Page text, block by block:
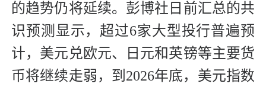
的趋势仍将延续。彭博社日前汇总的共
识预测显示，超过6家大型投行普遍预
计，美元兑欧元、日元和英镑等主要货
币将继续走弱，到2026年底，美元指数